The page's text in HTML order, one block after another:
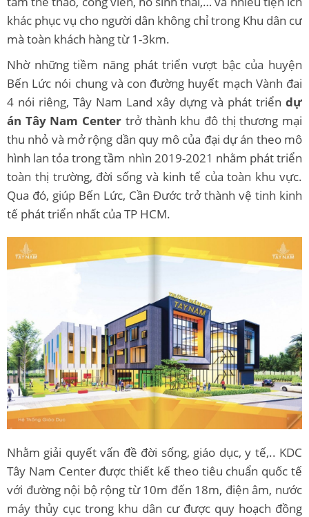
khác phục vụ cho người dân không chỉ trong Khu dân cư
mà toàn khách hàng từ 1-3km.
Nhờ những tiềm năng phát triển vượt bậc của huyện
Bến Lức nói chung và con đường huyết mạch Vành đai
4 nói riêng, Tây Nam Land xây dựng và phát triển dự
án Tây Nam Center trở thành khu đô thị thương mại
thu nhỏ và mở rộng dần quy mô của đại dự án theo mô
hình lan tỏa trong tầm nhìn 2019-2021 nhằm phát triển
toàn thị trường, đời sống và kinh tế của toàn khu vực.
Qua đó, giúp Bến Lức, Cần Đước trở thành vệ tinh kinh
tế phát triển nhất của TP HCM.
Nhằm giải quyết vấn đề đời sống, giáo dục, y tế,.. KDC
Tây Nam Center được thiết kế theo tiêu chuẩn quốc tế
với đường nội bộ rộng từ 10m đến 18m, điện âm, nước
máy thủy cục trong khu dân cư được quy hoạch đồng